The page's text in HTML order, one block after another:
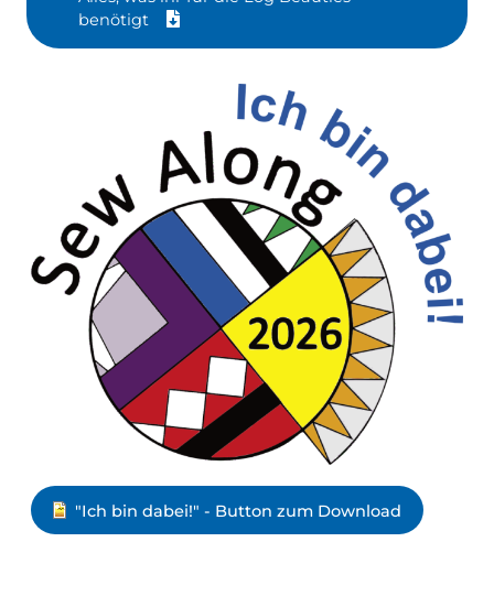
benötigt
"Ich bin dabei!" - Button zum Download